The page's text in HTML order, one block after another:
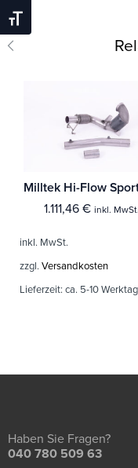
Schrift Vergrößern
1.111,46 € inkl. MwSt.
inkl. MwSt.
zzgl. Versandkosten
Lieferzeit: ca. 5-10
Haben Sie Fragen?
040 780 509 63